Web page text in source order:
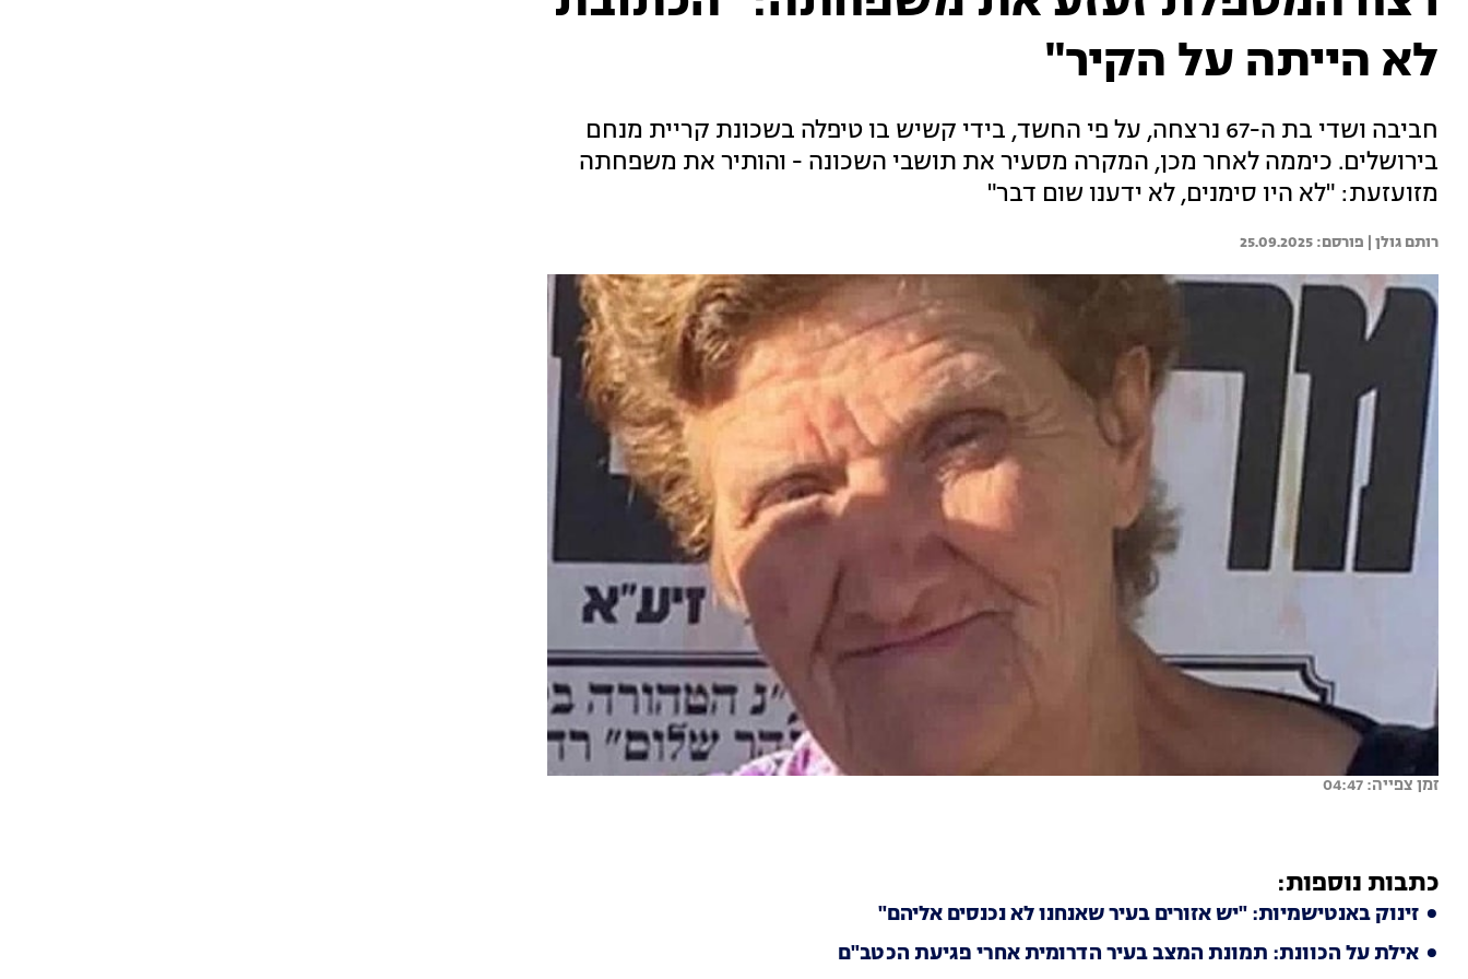
לא הייתה על הקיר"
חביבה ושדי בת ה-67 נרצחה, על פי החשד, בידי קשיש בו טיפלה בשכונת קריית מנחם
בירושלים. כיממה לאחר מכן, המקרה מסעיר את תושבי השכונה - והותיר את משפחתה
מזועזעת: "לא היו סימנים, לא ידענו שום דבר"
רותם גולן | 25.09.2025
זמן צפייה: 04:47
כתבות נוספות:
זינוק באנטישמיות: "יש אזורים בעיר שאנחנו לא נכנסים אליהם"
אילת על הכוונת: תמונת המצב בעיר הדרומית אחרי פגיעת הכטב"ם